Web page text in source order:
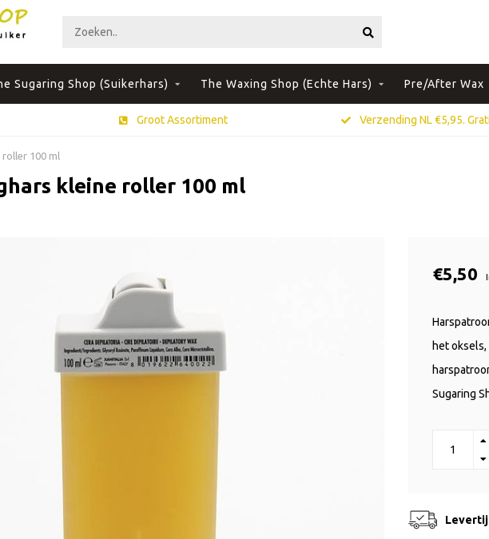
Sugaring Shop (Suikerhars) The Waxing Shop (Echte Hars) Pre/After Wax
Groot Assortiment Verzending NL €5,95.
100 ml
kleine roller 100 ml
€5,50
het
Sugaring